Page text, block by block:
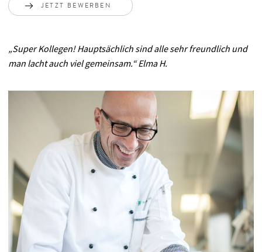
JETZT BEWERBEN
„Super Kollegen! Hauptsächlich sind alle sehr freundlich und
man lacht auch viel gemeinsam.“ Elma H.